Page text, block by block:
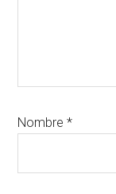
Nombre*